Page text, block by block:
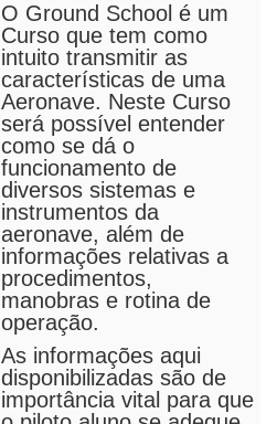
O Ground School é um
Curso que tem como
intuito transmitir as
características de uma
Aeronave. Neste Curso
será possível entender
como se dá o
funcionamento de
diversos sistemas e
instrumentos da
aeronave, além de
informações relativas a
procedimentos,
manobras e rotina de
operação.
As informações aqui
disponibilizadas são de
importância vital para que